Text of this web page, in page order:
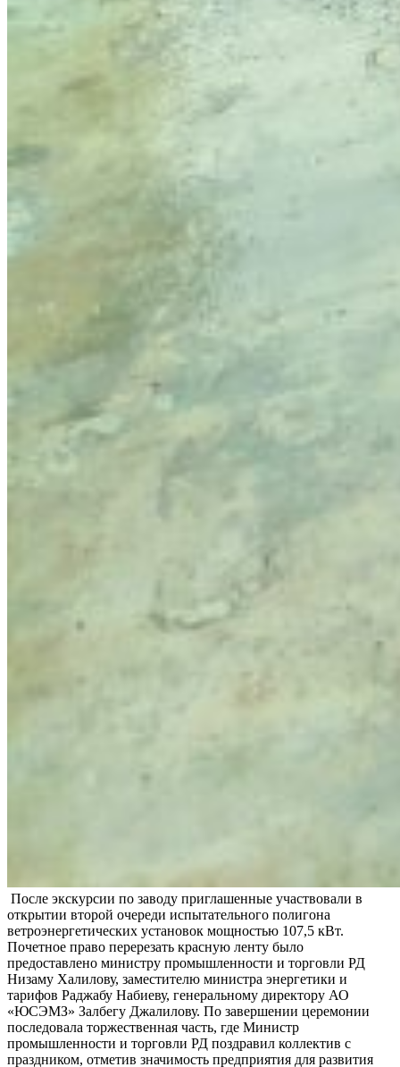
После экскурсии по заводу приглашенные участвовали в
открытии второй очереди испытательного полигона
ветроэнергетических установок мощностью 107,5 кВт.
Почетное право перерезать красную ленту было
предоставлено министру промышленности и торговли РД
Низаму Халилову, заместителю министра энергетики и
тарифов Раджабу Набиеву, генеральному директору АО
«ЮСЭМЗ» Залбегу Джалилову. По завершении церемонии
последовала торжественная часть, где Министр
промышленности и торговли РД поздравил коллектив с
праздником, отметив значимость предприятия для развития